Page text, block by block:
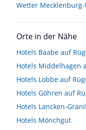
Wetter
Orte in der Nähe
Hotels Baabe auf
Hotels Middelhagen
Hotels Lobbe auf
Hotels Göhren auf
Hotels Lancken-
Hotels Mönchgut